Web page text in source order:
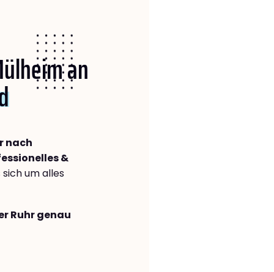
an
nach
&
sich um alles
Ruhr genau